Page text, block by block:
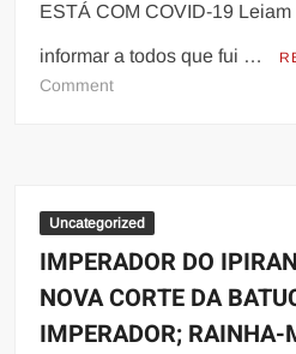
ESTÁ COM COVID-19
informar a todos que fui …
Commenton
INTÉRPRETE
Uncategorized
IMPERADOR DO
NOVA CORTE DA
IMPERADOR;